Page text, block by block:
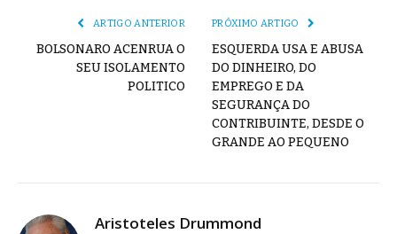
ARTIGO ANTERIOR
BOLSONARO ACENRUA O
SEU ISOLAMENTO
POLITICO
PRÓXIMO ARTIGO
ESQUERDA USA E ABUSA
DO DINHEIRO, DO
EMPREGO E DA
SEGURANÇA DO
CONTRIBUINTE, DESDE O
GRANDE AO PEQUENO
Aristoteles Drummond